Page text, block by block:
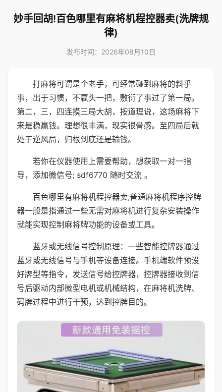
妙手回胡!百色哪里有麻将机程控器卖(洗牌规
律)
发布时间：2026年08月10日
打麻将可谓是个老手，可经常碰到麻将的斜乎
事，出于习惯，不赢头一把，敷衍了事过了第一局。
第二，三，四连摸三局大胡，按道理说，这场麻将下
来是稳赢钱。理想很丰满，现实很骨感。至四局后就
处于逆风局，归根到底还是输钱。
若你在仪器使用上需要帮助，想获取一对一指
导，添加微信号; sdf6770 随时交流 。
百色哪里有麻将机程控器卖;普通麻将机程序控牌
器一般是指通过一些无需对麻将机进行复杂安装操作
就能实现控制麻将牌功能的设备或工具。
蓝牙或无线信号控制原理：一些智能控牌器通过
蓝牙或无线信号与手机等设备连接。手机端软件预设
好牌型等指令，发送信号给控牌器，控牌器接收到信
号后驱动内部微型电机或机械结构，在麻将机洗牌、
码牌过程中进行干预，达到控牌目的。